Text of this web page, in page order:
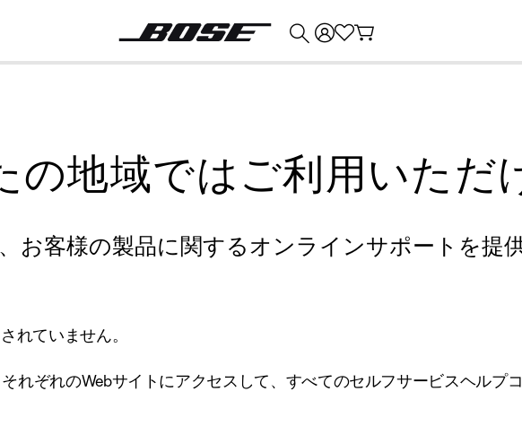
の地域ではご利用いただ
お客様の製品に関するオンラインサポートを提
れていません。
れぞれのWebサイトにアクセスして、すべてのセルフサービスヘルプ